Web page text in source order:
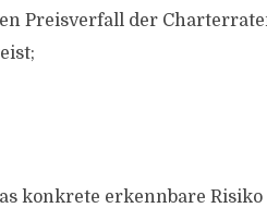
Preisverfall der
konkrete erkennbare Risiko